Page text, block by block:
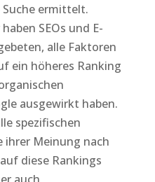
ermittelt.
SEOs und E-
alle Faktoren
ein höheres Ranking
ausgewirkt haben.
spezifischen
ihrer Meinung nach
diese Rankings